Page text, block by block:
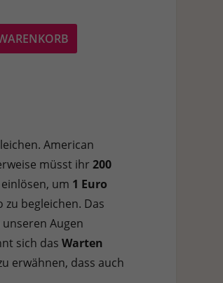
American
müsst ihr 200
einlösen, um 1 Euro
begleichen. Das
Augen
sich das Warten
erwähnen, dass auch